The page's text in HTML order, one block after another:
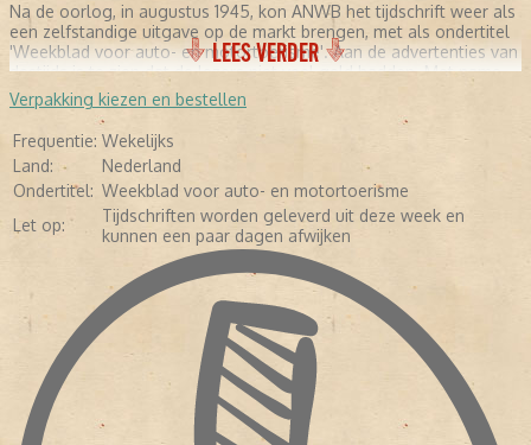
Na de oorlog, in augustus 1945, kon ANWB het tijdschrift weer als
een zelfstandige uitgave op de markt brengen, met als ondertitel
'Weekblad voor auto- en motortoerisme'. Aan de advertenties van
destijds is te zien dat de lezers niet veel geld hadden. Met name
professionele garages adverteerden met hun diensten. Daarnaast
werd de motorolie aangeprezen. In de jaren zeventig werd de
eerste 'Kampioen' in kleur gedrukt. Tevens kwam er meer geld vrij
voor het testen van auto's en meer fotografie. De redactie
besloot zich meer te gaan richten op mensen met kennis van
auto's. Hierdoor werd het blad minder geschikt voor leken. Vijftien
jaar later (in 1985) verscheen het tijdschrift in full color en in de
jaren negentig werd gebruikgemaakt van glossy-papier. Inmiddels
werd 'Autokampioen' nog maar tweewekelijks uitgebracht. Ook de
ondertitel verdween. De redactie hield de lezers nog steeds op de
hoogte door testverslagen van de nieuwste modellen te
publiceren, informatie te geven over occasions, experts aan het
woord laten en reportages over klassiekers en prototypes te
maken. In de loop der jaren liep de oplage en de advertentie
inkomsten geleidelijk aan terug. Daarop besloot ANWB in 2010 de
laatste editie van 'Autokampioen' uit te brengen op 26 oktober.
Bron:
Magazine! 150 jaar publiekstijdschriften
LEES VERDER
Verpakking kiezen en bestellen
Frequentie: Wekelijks
Land:
Nederland
Ondertitel: Weekblad voor auto- en motortoerisme
Let op:
Tijdschriften worden geleverd uit deze week en
kunnen een paar dagen afwijken